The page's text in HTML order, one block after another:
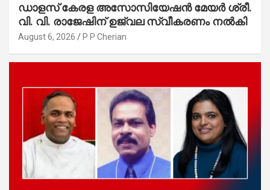
ഡാളസ് കേരള അസോസിയേഷൻ മേയർ ശ്രീ.
വി. വി. രാജേഷിന് ഉജ്വല സ്വീകരണം നൽകി
August 6, 2026 P P Cherian